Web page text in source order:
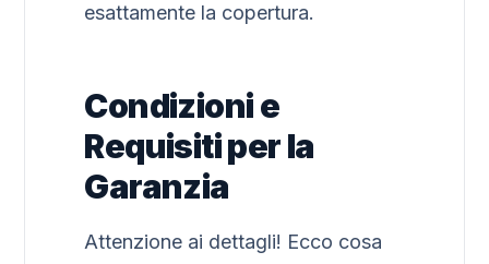
esattamente la copertura.
Condizioni e
Requisiti per la
Garanzia
Attenzione ai dettagli! Ecco cosa